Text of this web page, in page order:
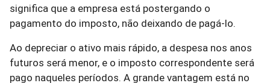
significa que a empresa está postergando o
pagamento do imposto, não deixando de pagá-lo.
Ao depreciar o ativo mais rápido, a despesa nos anos
futuros será menor, e o imposto correspondente será
pago naqueles períodos. A grande vantagem está no